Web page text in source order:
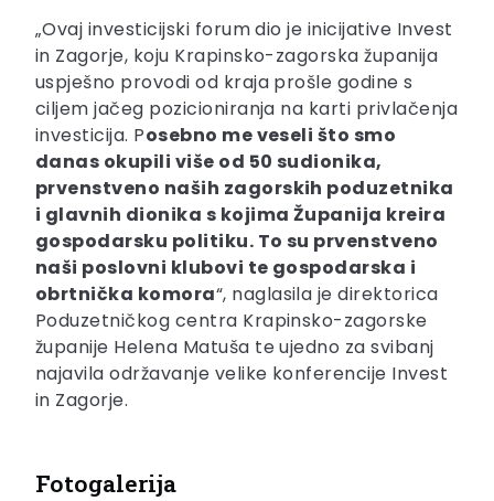
„Ovaj investicijski forum dio je inicijative Invest
in Zagorje, koju Krapinsko-zagorska županija
uspješno provodi od kraja prošle godine s
ciljem jačeg pozicioniranja na karti privlačenja
investicija. Posebno me veseli što smo
danas okupili više od 50 sudionika,
prvenstveno naših zagorskih poduzetnika
i glavnih dionika s kojima Županija kreira
gospodarsku politiku. To su prvenstveno
naši poslovni klubovi te gospodarska i
obrtnička komora“, naglasila je direktorica
Poduzetničkog centra Krapinsko-zagorske
županije Helena Matuša te ujedno za svibanj
najavila održavanje velike konferencije Invest
in Zagorje.
Fotogalerija